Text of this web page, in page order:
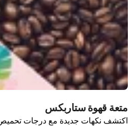
متعة قهوة ستاربكس
اكتشف نكهات جديدة مع درجات